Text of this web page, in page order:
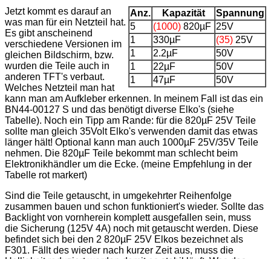
Anz. Kapazität
Spannung
5
(1000) 820µF 25V
1
330µF (35) 25V
1
2.2µF
50V
1
22µF
50V
1
47µF 50V
Jetzt kommt es darauf an
was man für ein Netzteil hat.
Es gibt anscheinend
verschiedene Versionen im
gleichen Bildschirm, bzw.
wurden die Teile auch in
anderen TFT's verbaut.
Welches Netzteil man hat
kann man am Aufkleber erkennen. In meinem Fall ist das ein
BN44-00127 S und das benötigt diverse Elko's (siehe
Tabelle). Noch ein Tipp am Rande: für die 820µF 25V Teile
sollte man gleich 35Volt Elko's verwenden damit das etwas
länger hält! Optional kann man auch 1000µF 25V/35V Teile
nehmen. Die 820µF Teile bekommt man schlecht beim
Elektronikhändler um die Ecke. (meine Empfehlung in der
Tabelle rot markert)
Sind die Teile getauscht, in umgekehrter Reihenfolge
zusammen bauen und schon funktioniert's wieder. Sollte das
Backlight von vornherein komplett ausgefallen sein, muss
die Sicherung (125V 4A) noch mit getauscht werden. Diese
befindet sich bei den 2 820µF 25V Elkos bezeichnet als
F301. Fällt des wieder nach kurzer Zeit aus, muss die